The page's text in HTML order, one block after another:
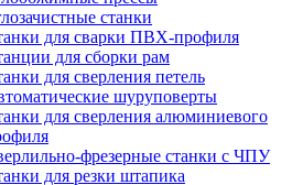
станки
для сварки ПВХ-профиля
для сборки рам
для сверления петель
шуруповерты
для сверления алюминиевого
фрезерные станки с ЧПУ
для резки штапика